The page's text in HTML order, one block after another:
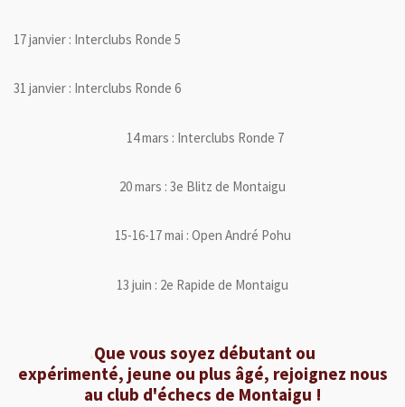
17 janvier : Interclubs Ronde 5
31 janvier : Interclubs Ronde 6
14 mars : Interclubs Ronde 7
20 mars : 3e Blitz de Montaigu
15-16-17 mai : Open André Pohu
13 juin : 2e Rapide de Montaigu
.Que vous soyez débutant ou
expérimenté, jeune ou plus âgé, rejoignez nous
au club d'échecs de Montaigu !